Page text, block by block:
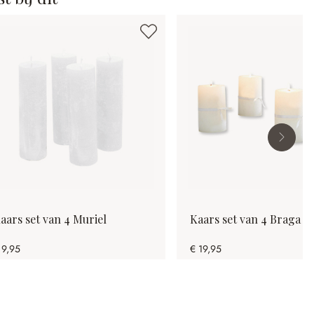
set van 4 Muriel Kaars set van 4 Braga
€ 19,95